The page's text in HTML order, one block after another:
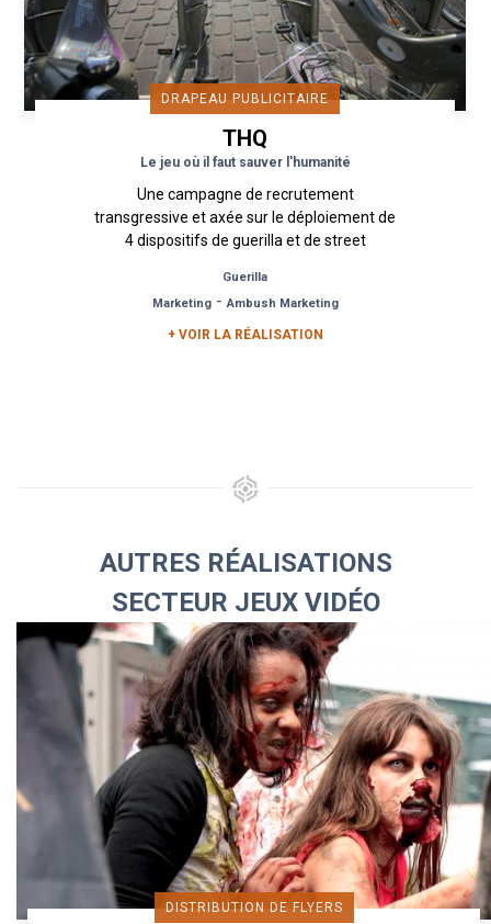
DRAPEAU PUBLICITAIRE
THQ
Le jeu où il faut sauver l'humanité
Une campagne de recrutement
transgressive et axée sur le déploiement de
4 dispositifs de guerilla et de street
Human...
Guerilla
Marketing-Ambush Marketing
+ VOIR LA RÉALISATION
AUTRES RÉALISATIONS
SECTEUR JEUX VIDÉO
DISTRIBUTION DE FLYERS